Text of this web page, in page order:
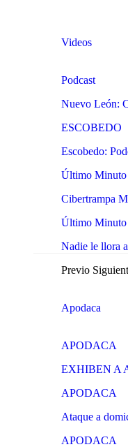
Videos
Podcast
Nuevo León:
ESCOBEDO
Escobedo:
Último Minuto
Cibertrampa
Último Minuto
Nadie le llora
Previo
Apodaca
APODACA
EXHIBEN A
APODACA
Ataque a
APODACA